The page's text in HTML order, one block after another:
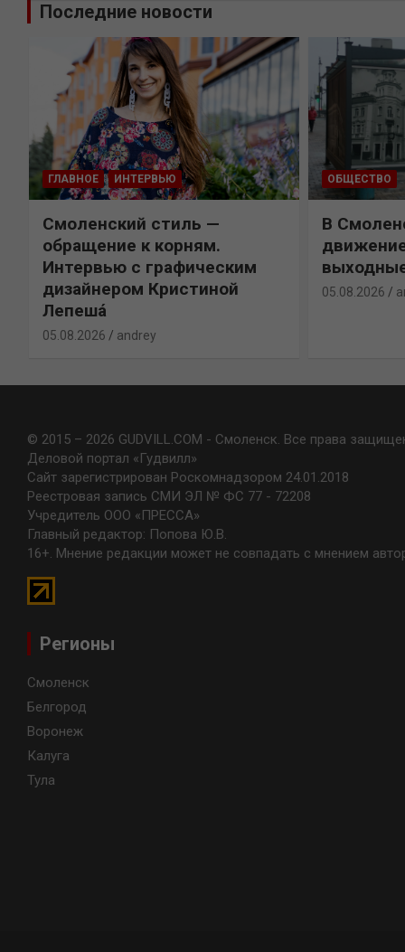
Последние новости
ГЛАВНОЕ ИНТЕРВЬЮ
Смоленский стиль —
обращение к корням.
Интервью с графическим
дизайнером Кристиной
Лепешá
05.08.2026 andrey
ОБЩЕСТВО
В
05.08.2026
© 2015 – 2026 GUDVILL.COM - Смоленск. Все права
Деловой портал «Гудвилл»
Сайт зарегистрирован Роскомнадзором 24.01.2018
Реестровая запись СМИ ЭЛ № ФС 77 - 72208
Учредитель ООО «ПРЕССА»
Главный редактор: Попова Ю.В.
16+. Мнение редакции может не совпадать с мнением
Регионы
Смоленск
Белгород
Воронеж
Калуга
Тула